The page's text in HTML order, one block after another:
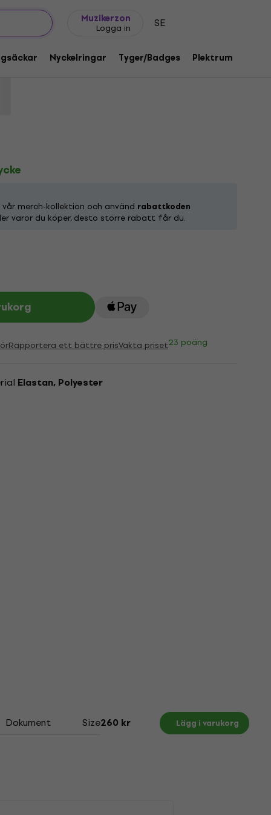
Muzikerzon
Logga in SE
Nyckelringar Tyger/Badges Plektrum
Black L Dam Skjorta
1219178
merch-kollektion och använd rabattkoden
varor du köper, desto större rabatt får du.
Rapportera ett bättre prisVakta priset23 poäng
Elastan, Polyester
Dokument Size Chart
260 kr Lägg i varukorg